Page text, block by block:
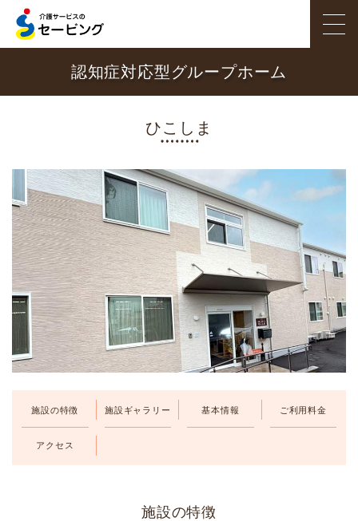
職員インタビュー
セービングのこだわり
採用情報
会社概要
お問い合わせ
メールフォーム 083-242-2000
認知症対応型グループホーム
ひこしま
施設の特徴 施設ギャラリー 基本情報 ご利用料金
アクセス
施設の特徴